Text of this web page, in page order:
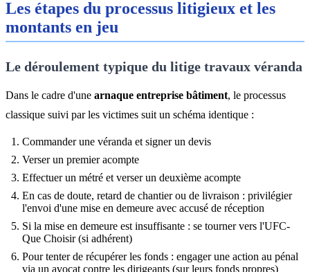
Les étapes du processus litigieux et les
montants en jeu
Le déroulement typique du litige travaux véranda
Dans le cadre d'une arnaque entreprise bâtiment, le processus
classique suivi par les victimes suit un schéma identique :
Commander une véranda et signer un devis
Verser un premier acompte
Effectuer un métré et verser un deuxième acompte
En cas de doute, retard de chantier ou de livraison : privilégier
l'envoi d'une mise en demeure avec accusé de réception
Si la mise en demeure est insuffisante : se tourner vers l'UFC-
Que Choisir (si adhérent)
Pour tenter de récupérer les fonds : engager une action au pénal
via un avocat contre les dirigeants (sur leurs fonds propres)